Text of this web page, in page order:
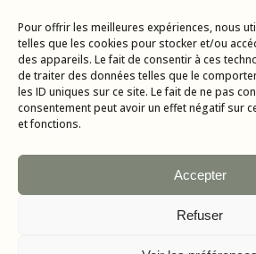
Pour offrir les meilleures expériences, nous
telles que les cookies pour stocker et/ou
des appareils. Le fait de consentir à ces
de traiter des données telles que le
les ID uniques sur ce site. Le fait de ne pas
consentement peut avoir un effet négatif sur
et fonctions.
Accepter
Refuser
LinkedIn
Facebook